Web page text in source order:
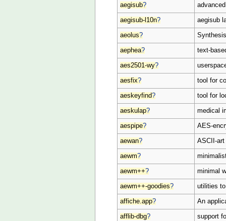
aegisub?
aegisub-l10n? aegisub
aeolus?
aephea? text-
aes2501-wy?
aesfix? tool for
aeskeyfind? tool for
aeskulap? medical
aespipe? AES-
aewan? ASCII-art
aewm?
aewm++? minimal
aewm++-goodies? utilities
affiche.app? An
afflib-dbg? support